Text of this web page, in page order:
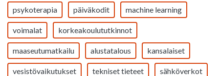
psykoterapia päiväkodit machine learning
voimalat korkeakoulututkinnot
maaseutumatkailu alustatalous kansalaiset
vesistövaikutukset tekniset tieteet sähköverkot